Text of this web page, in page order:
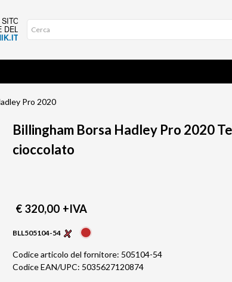
Pro 2020
Billingham Borsa Hadley Pro 2020
cioccolato
€ 320,00 +IVA
BLL505104-54
Codice articolo del fornitore: 505104-54
Codice EAN/UPC: 5035627120874